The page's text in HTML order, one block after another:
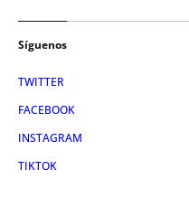
Síguenos
TWITTER
FACEBOOK
INSTAGRAM
TIKTOK